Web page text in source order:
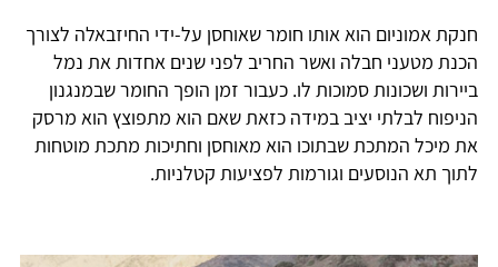
חנקת אמוניום הוא אותו חומר שאוחסן על-ידי החיזבאלה לצורך
הכנת מטעני חבלה ואשר החריב לפני שנים אחדות את נמל
ביירות ושכונות סמוכות לו. כעבור זמן הופך החומר שבמנגנון
הניפוח לבלתי יציב במידה כזאת שאם הוא מתפוצץ הוא מרסק
את מיכל המתכת שבתוכו הוא מאוחסן וחתיכות מתכת מוטחות
לתוך תא הנוסעים וגורמות לפציעות קטלניות.